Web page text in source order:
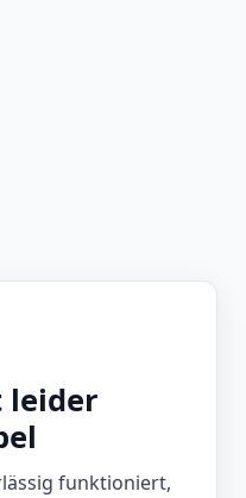
leider
funktioniert,